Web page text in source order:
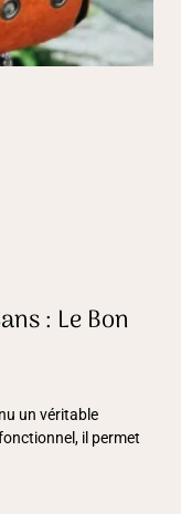
: Le Bon
un véritable
il permet